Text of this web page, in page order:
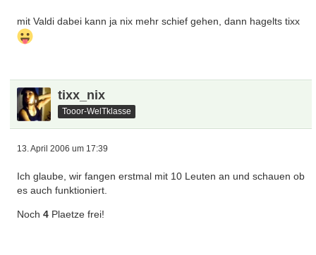
mit Valdi dabei kann ja nix mehr schief gehen, dann hagelts tixx
tixx_nix
Tooor-WelTklasse
13. April 2006 um 17:39
Ich glaube, wir fangen erstmal mit 10 Leuten an und schauen ob
es auch funktioniert.
Noch4 Plaetze frei!